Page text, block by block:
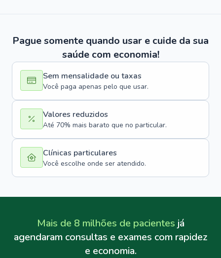
Pague somente quando usar e cuide da sua
saúde com economia!
Sem mensalidade ou taxas
Você paga apenas pelo que usar.
Valores reduzidos
Até 70% mais barato que no particular.
Clínicas particulares
Você escolhe onde ser atendido.
Mais de 8 milhões de pacientes já
agendaram consultas e exames com rapidez
e economia.